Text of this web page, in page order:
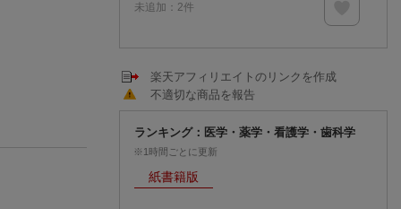
未追加： 2件
楽天アフィリエイトのリンクを作成
不適切な商品を報告
ランキング：医学・薬学・看護学・歯科学
※1時間ごとに更新
紙書籍版